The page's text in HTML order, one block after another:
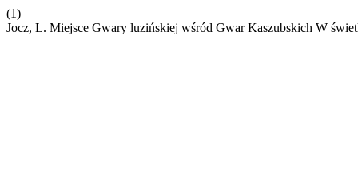
(1)
Jocz, L. Miejsce Gwary luzińskiej wśród Gwar Kaszubskich W